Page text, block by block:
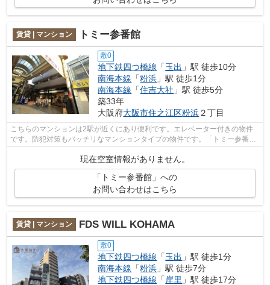
賃貸 | マンション トミー参番館
敷0
地下鉄四つ橋線 「玉出 」駅 徒歩10分
南海本線 「粉浜 」駅 徒歩1分
南海本線 「住吉大社 」駅 徒歩5分
築33年
大阪府大阪市住之江区粉浜２丁目
こちらのマンションは2駅が近くにあり便利です。エレベーター付きの物件
です。防犯対策もバッチリなマンションタイプの物件です。「トミー参番
現在空室情報がありません。
「トミー参番館」への
お問い合わせはこちら
賃貸 | マンション FDS WILL KOHAMA
敷0
地下鉄四つ橋線 「玉出 」駅 徒歩1分
南海本線 「粉浜 」駅 徒歩7分
地下鉄四つ橋線 「 岸里 」駅 徒歩17分